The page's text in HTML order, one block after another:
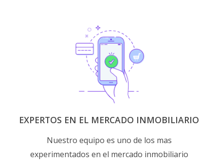
EXPERTOS EN EL MERCADO INMOBILIARIO
Nuestro equipo es uno de los mas
experimentados en el mercado inmobiliario